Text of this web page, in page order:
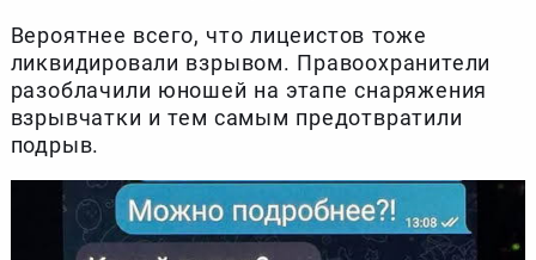
Вероятнее всего, что лицеистов тоже
ликвидировали взрывом. Правоохранители
разоблачили юношей на этапе снаряжения
взрывчатки и тем самым предотвратили
подрыв.